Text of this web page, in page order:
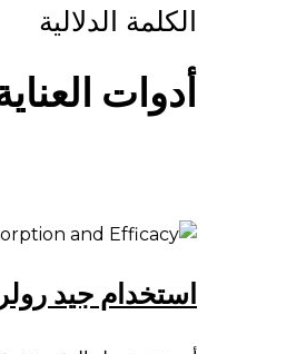
الكلمة الدلالية
أدوات
استخدام
رولر
مع
استخدام جيد